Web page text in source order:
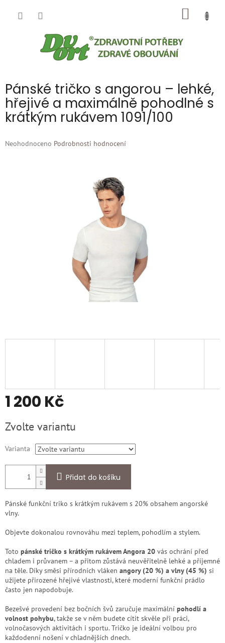
Pánské tričko s angorou – lehké,
hřejivé a maximálně pohodlné s
krátkým rukávem 1091/100
Průměrné
Neohodnoceno Podrobnosti hodnocení
1 200 Kč
cena:
Zvolte variantu
Varianta
Přidat do košíku
Pánské funkční triko s krátkým rukávem s 20% obsahem angorské
vlny.
Objevte dokonalou rovnováhu mezi teplem, pohodlím a stylem.
Toto pánské tričko s krátkým rukávem Angora 20 vás ochrání před
chladem i průvanem – a přitom zůstává neuvěřitelně lehké a příjemné
na těle. Díky směsi přírodních vláken angory (20 %) a vlny (45 %) si
užijete přirozené hřejivé vlastnosti, které moderní funkční prádlo
často jen napodobuje.
Bezešvé provedení bez bočních švů zaručuje maximální pohodlí a
volnost pohybu, takže se v něm budete cítit skvěle při práci,
volnočasových aktivitách i sportu. Tričko je ideální volbou pro
každodenní nošení v chladnějších dnech.